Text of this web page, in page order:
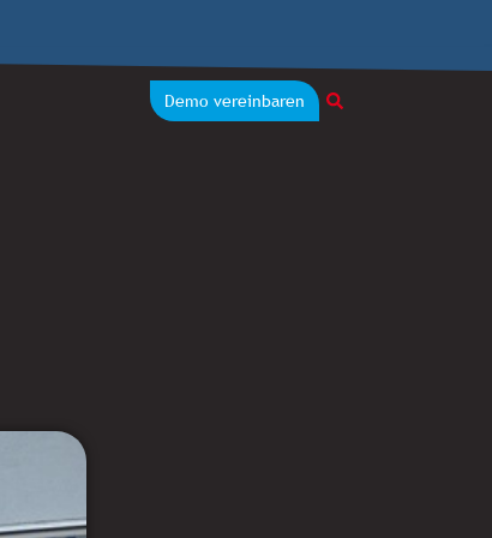
Demo vereinbaren